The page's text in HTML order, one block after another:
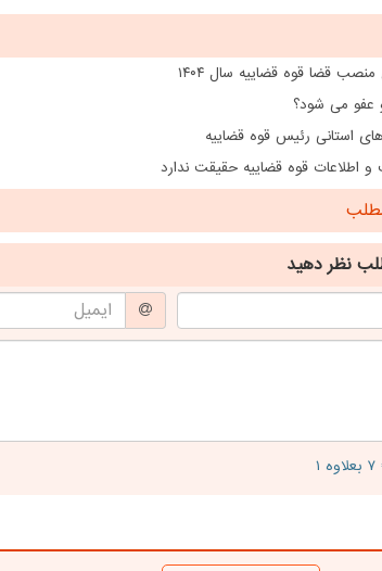
قضا قوه قضاییه سال ۱۴۰۴
عفو می شود؟
استانی رئیس قوه قضاییه
اطلاعات قوه قضاییه حقیقت ندارد
نظر دهید
۱